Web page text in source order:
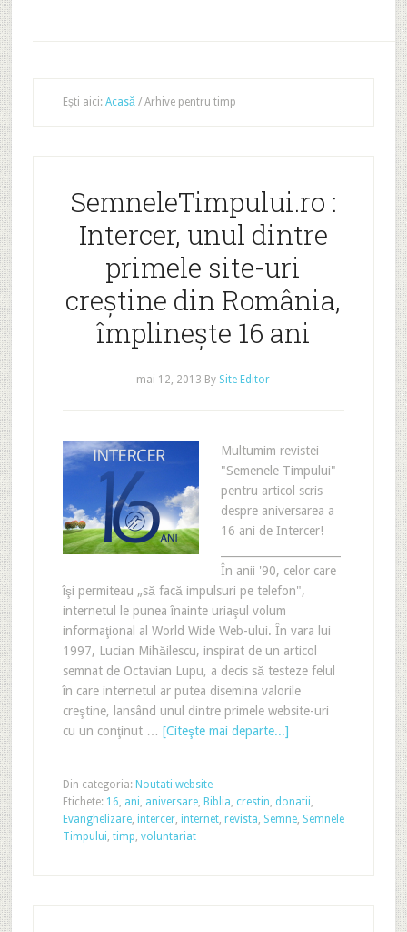
Ești aici: Acasă /Arhive pentru timp
SemneleTimpului.ro :
Intercer, unul dintre
primele site-uri
creştine din România,
împlineşte 16 ani
mai 12, 2013 By Site Editor
Multumim revistei
"Semenele Timpului"
pentru articol scris
despre aniversarea a
16 ani de Intercer!
În anii '90, celor care
îşi permiteau „să facă impulsuri pe telefon",
internetul le punea înainte uriaşul volum
informaţional al World Wide Web-ului. În vara lui
1997, Lucian Mihăilescu, inspirat de un articol
semnat de Octavian Lupu, a decis să testeze felul
în care internetul ar putea disemina valorile
creştine, lansând unul dintre primele website-uri
cu un conţinut … [Citeşte mai departe...]
Din categoria: Noutati website
Etichete: 16, ani, aniversare, Biblia, crestin, donatii,
Evanghelizare, intercer, internet, revista, Semne, Semnele
Timpului, timp, voluntariat